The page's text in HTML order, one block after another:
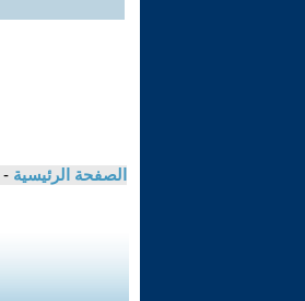
الصفحة الرئيسية -